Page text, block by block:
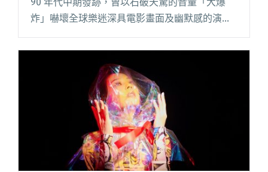
炸」嚇壞全球樂迷深具電影畫面及幽默感的演奏
樂句、各類風格細膩融合以及高水準的錄音製作
技術，至今依然是後搖滾樂派最被推崇的樂團之
一，台灣、日閱讀全文 "後搖天團Mogwai再度來
台！明年3/14將於Zepp開演！"